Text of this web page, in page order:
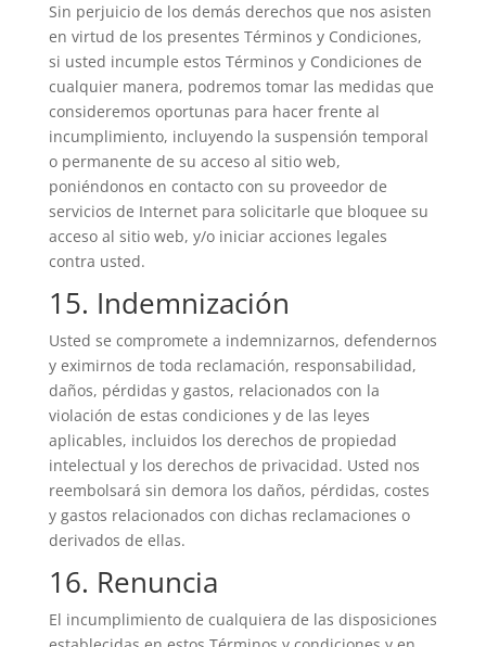
Sin perjuicio de los demás derechos que nos asisten
en virtud de los presentes Términos y Condiciones,
si usted incumple estos Términos y Condiciones de
cualquier manera, podremos tomar las medidas que
consideremos oportunas para hacer frente al
incumplimiento, incluyendo la suspensión temporal
o permanente de su acceso al sitio web,
poniéndonos en contacto con su proveedor de
servicios de Internet para solicitarle que bloquee su
acceso al sitio web, y/o iniciar acciones legales
contra usted.
15. Indemnización
Usted se compromete a indemnizarnos, defendernos
y eximirnos de toda reclamación, responsabilidad,
daños, pérdidas y gastos, relacionados con la
violación de estas condiciones y de las leyes
aplicables, incluidos los derechos de propiedad
intelectual y los derechos de privacidad. Usted nos
reembolsará sin demora los daños, pérdidas, costes
y gastos relacionados con dichas reclamaciones o
derivados de ellas.
16. Renuncia
El incumplimiento de cualquiera de las disposiciones